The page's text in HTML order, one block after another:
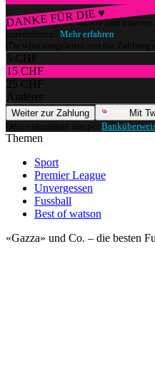
DANKE FÜR DIE ♥
Würdest du gerne watson und unseren
unterstützen? Mehr erfahren
(Du wirst umgeleitet, um die Zahlung
5 CHF
15 CHF
25 CHF
Anderer
Weiter zur Zahlung
Mit
Oder unterstütze uns per
Themen
Sport
Premier League
Unvergessen
Fussball
Best of watson
«Gazza» und Co. – die besten